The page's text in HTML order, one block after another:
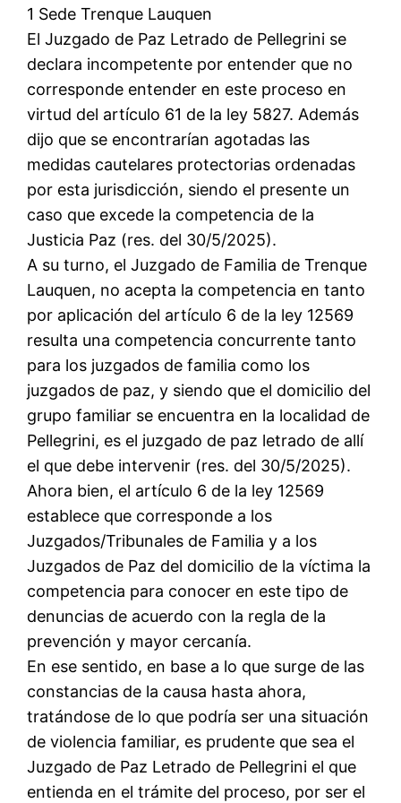
1 Sede Trenque Lauquen
El Juzgado de Paz Letrado de Pellegrini se
declara incompetente por entender que no
corresponde entender en este proceso en
virtud del artículo 61 de la ley 5827. Además
dijo que se encontrarían agotadas las
medidas cautelares protectorias ordenadas
por esta jurisdicción, siendo el presente un
caso que excede la competencia de la
Justicia Paz (res. del 30/5/2025).
A su turno, el Juzgado de Familia de Trenque
Lauquen, no acepta la competencia en tanto
por aplicación del artículo 6 de la ley 12569
resulta una competencia concurrente tanto
para los juzgados de familia como los
juzgados de paz, y siendo que el domicilio del
grupo familiar se encuentra en la localidad de
Pellegrini, es el juzgado de paz letrado de allí
el que debe intervenir (res. del 30/5/2025).
Ahora bien, el artículo 6 de la ley 12569
establece que corresponde a los
Juzgados/Tribunales de Familia y a los
Juzgados de Paz del domicilio de la víctima la
competencia para conocer en este tipo de
denuncias de acuerdo con la regla de la
prevención y mayor cercanía.
En ese sentido, en base a lo que surge de las
constancias de la causa hasta ahora,
tratándose de lo que podría ser una situación
de violencia familiar, es prudente que sea el
Juzgado de Paz Letrado de Pellegrini el que
entienda en el trámite del proceso, por ser el